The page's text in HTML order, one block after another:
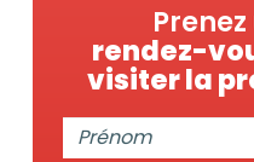
rendez-
visiter la
Prénom: